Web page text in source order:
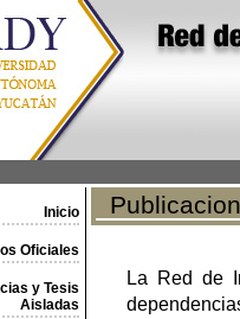
Inicio
Oficiales
y Tesis
Aisladas
La Red de